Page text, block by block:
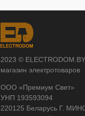
2023 ©
магазин электротоваров
ООО «Премиум Свет»
УНП 193593094
220125 Беларусь Г.